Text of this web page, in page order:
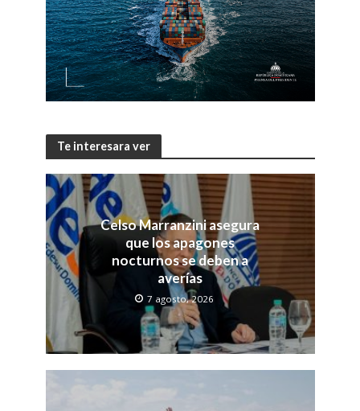
Te interesara ver
Celso Marranzini asegura
que los apagones
nocturnos se deben a
averías
7 agosto, 2026